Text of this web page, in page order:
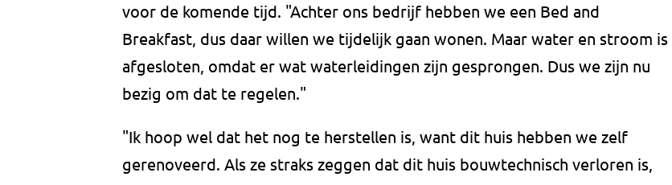
voor de komende tijd. "Achter ons bedrijf hebben we een Bed and
Breakfast, dus daar willen we tijdelijk gaan wonen. Maar water en stroom is
afgesloten, omdat er wat waterleidingen zijn gesprongen. Dus we zijn nu
bezig om dat te regelen."
"Ik hoop wel dat het nog te herstellen is, want dit huis hebben we zelf
gerenoveerd. Als ze straks zeggen dat dit huis bouwtechnisch verloren is,